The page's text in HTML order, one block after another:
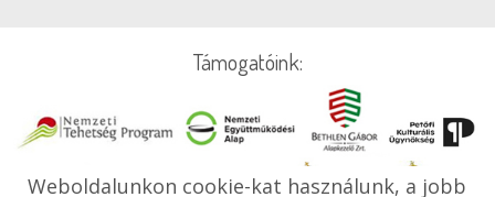
Támogatóink:
Weboldalunkon cookie-kat használunk, a jobb